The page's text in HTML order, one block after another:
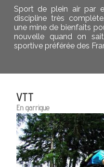
Sport de plein air par
discipline très
une mine de bienfaits
nouvelle quand on
sportive préférée des
VTT
En garrigue